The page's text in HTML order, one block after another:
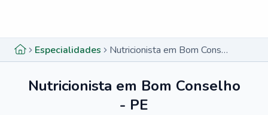
Especialidades Nutricionista em Bom Conselho - PE
Nutricionista em Bom Conselho
- PE